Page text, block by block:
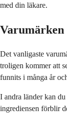
med din läkare.
Det vanligaste
troligen kommer att
funnits i många år
I andra länder kan
ingrediensen förblir